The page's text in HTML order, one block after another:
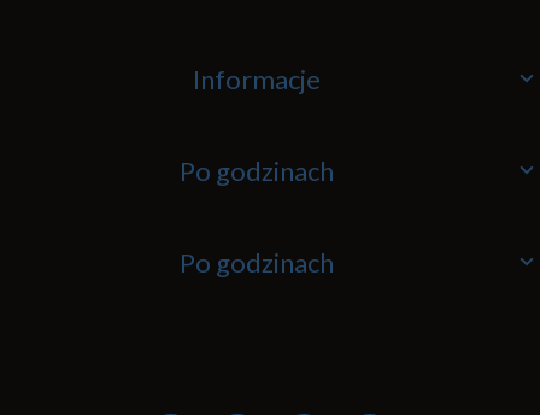
Informacje
Po godzinach
Po godzinach